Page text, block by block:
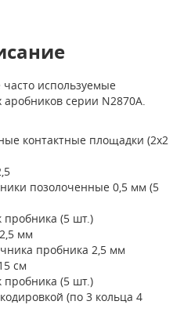
используемые
серии N2870A.
контактные площадки (2x2
позолоченные 0,5 мм (5
(5 шт.)
мм
пробника 2,5 мм
см
(5 шт.)
(по 3 кольца 4